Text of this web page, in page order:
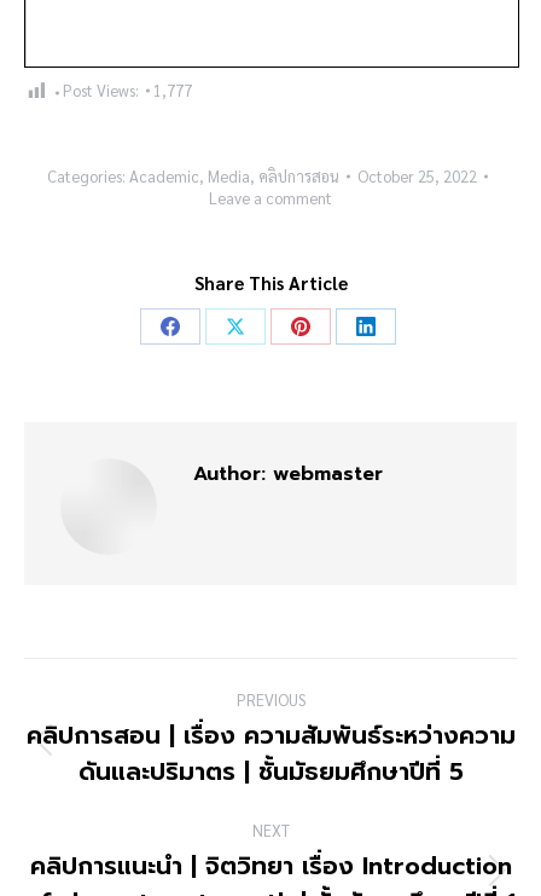
Post Views: 1,777
Categories: Academic, Media, คลิปการสอน
October 25, 2022
Leave a comment
Share This Article
Share
Share
Share
Share
Author: webmaster
navigation
PREVIOUS
Previous
post:
คลิปการสอน | เรื่อง ความสัมพันธ์ระหว่างความ
ดันและปริมาตร | ชั้นมัธยมศึกษาปีที่ 5
NEXT
คลิปการแนะนำ | จิตวิทยา เรื่อง Introduction